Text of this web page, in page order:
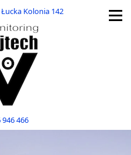
Kolonia 142
946 466